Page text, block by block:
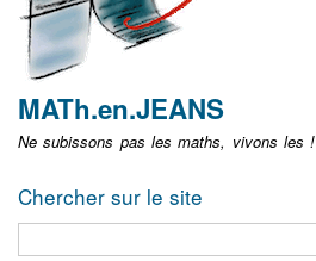
MATh.en.JEANS
Ne subissons pas les maths, vivons les !
Chercher sur le site